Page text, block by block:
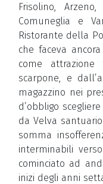
Frisolino,
Comuneglia e
Ristorante della
che faceva
come
scarpone, e
magazzino nei
d’obbligo
da Velva
somma
interminabili
cominciato ad
inizi degli anni